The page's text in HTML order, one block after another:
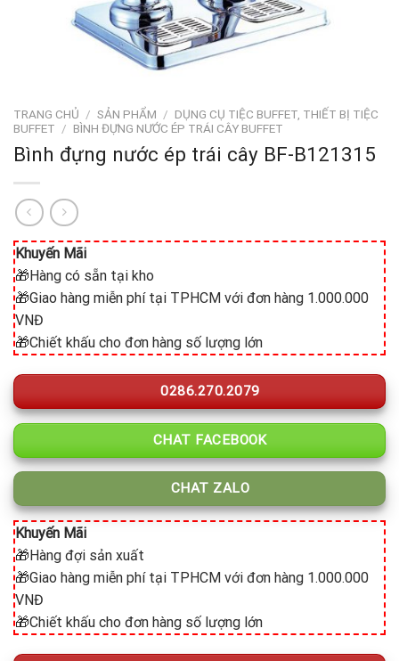
TRANG CHỦ / SẢN PHẨM / DỤNG CỤ TIỆC BUFFET, THIẾT BỊ TIỆC
BUFFET / BÌNH ĐỰNG NƯỚC ÉP TRÁI CÂY BUFFET
Bình đựng nước ép trái cây BF-B121315
Khuyến Mãi
🎁Hàng có sẵn tại kho
🎁Giao hàng miễn phí tại TPHCM với đơn hàng 1.000.000
VNĐ
🎁Chiết khấu cho đơn hàng số lượng lớn
0286.270.2079
CHAT FACEBOOK
CHAT ZALO
Khuyến Mãi
🎁Hàng đợi sản xuất
🎁Giao hàng miễn phí tại TPHCM với đơn hàng 1.000.000
VNĐ
🎁Chiết khấu cho đơn hàng số lượng lớn